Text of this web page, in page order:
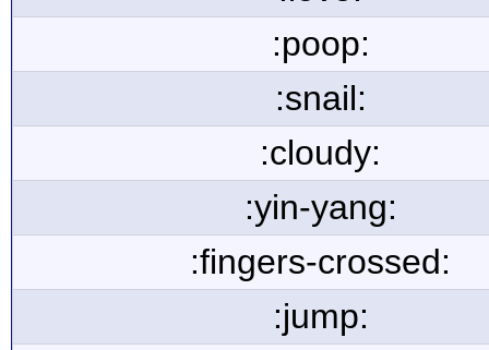
:poop:
:snail:
:cloudy:
:yin-yang:
:fingers-crossed:
:jump: